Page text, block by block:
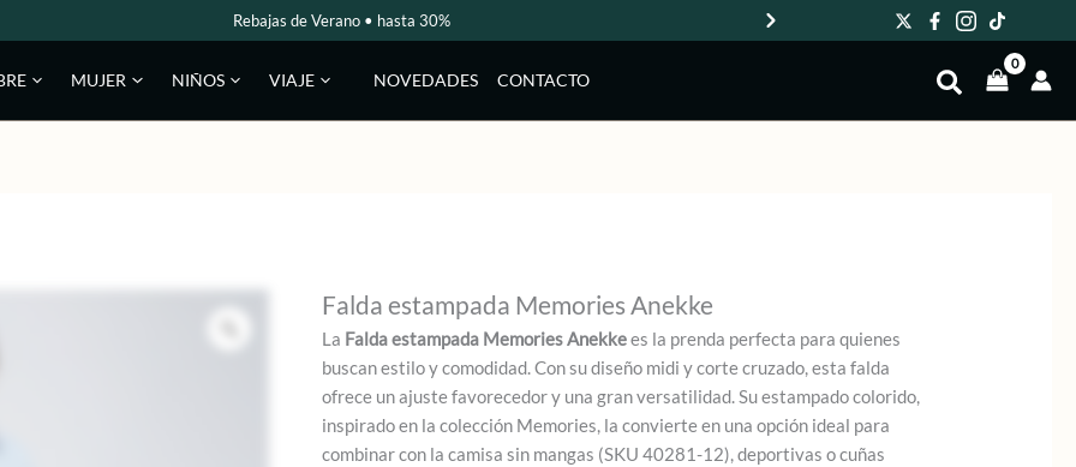
Rebajas de Verano • hasta 30%
MUJER NIÑOS VIAJE NOVEDADES CONTACTO
Falda estampada Memories Anekke
La Falda estampada Memories Anekkees la prenda perfecta para quienes
buscan estilo y comodidad. Con su diseño midi y corte cruzado, esta falda
ofrece un ajuste favorecedor y una gran versatilidad. Su estampado colorido,
inspirado en la colección Memories, la convierte en una opción ideal para
combinar con la camisa sin mangas (SKU 40281-12), deportivas o cuñas